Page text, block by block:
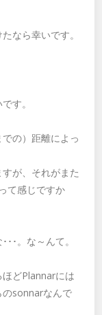
なら幸いです。
す。
の）距離によっ
が、それがまた
て感じですか
･。な～んて。
どPlannarには
のsonnarなんで